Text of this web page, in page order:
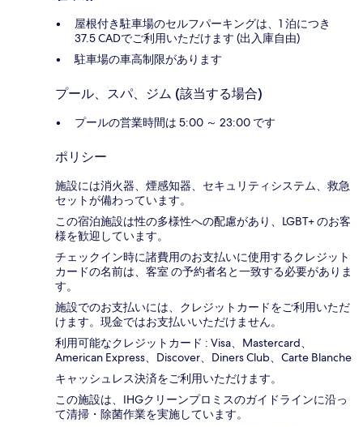
屋根付き駐車場のセルフパーキングは、1 泊につき
37.5 CADでご利用いただけます (出入庫自由)
駐車場の車高制限があります
プール、スパ、ジム (該当する場合)
プールの営業時間は 5:00 ～ 23:00 です
ポリシー
施設には消火器、煙感知器、セキュリティシステム、救急
セットが備わっています。
この宿泊施設は性の多様性への配慮があり、LGBT+ のお客
様を歓迎しています。
チェックイン時に諸費用のお支払いに使用するクレジット
カードの名前は、客室 の予約者名と一致する必要がありま
す。
施設でのお支払いには、クレジットカードをご利用いただ
けます。現金ではお支払いいただけません。
利用可能なクレジットカード : Visa、Mastercard、
American Express、Discover、Diners Club、Carte Blanche
キャッシュレス決済をご利用いただけます。
この施設は、IHGクリーンプロミスのガイドラインに沿っ
て清掃・除菌作業を実施しています。